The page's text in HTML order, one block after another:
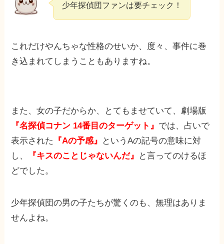
少年探偵団ファンは要チェック！
これだけやんちゃな性格のせいか、度々、事件に巻
き込まれてしまうこともありますね。
また、女の子だからか、とてもませていて、劇場版
『名探偵コナン 14番目のターゲット』 では、占いで
表示された
『Aの予感』
というAの記号の意味に対
し、
『キスのことじゃないんだ』
と言ってのけるほ
どでした。
少年探偵団の男の子たちが驚くのも、無理はありま
せんよね。